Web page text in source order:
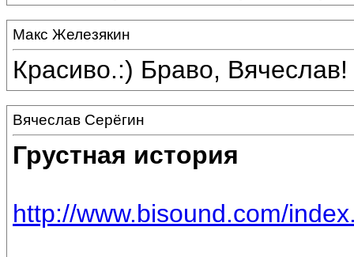
Макс Железякин
Красиво.:) Браво, Вячеслав!
Вячеслав Серёгин
Грустная история
http://www.bisound.com/